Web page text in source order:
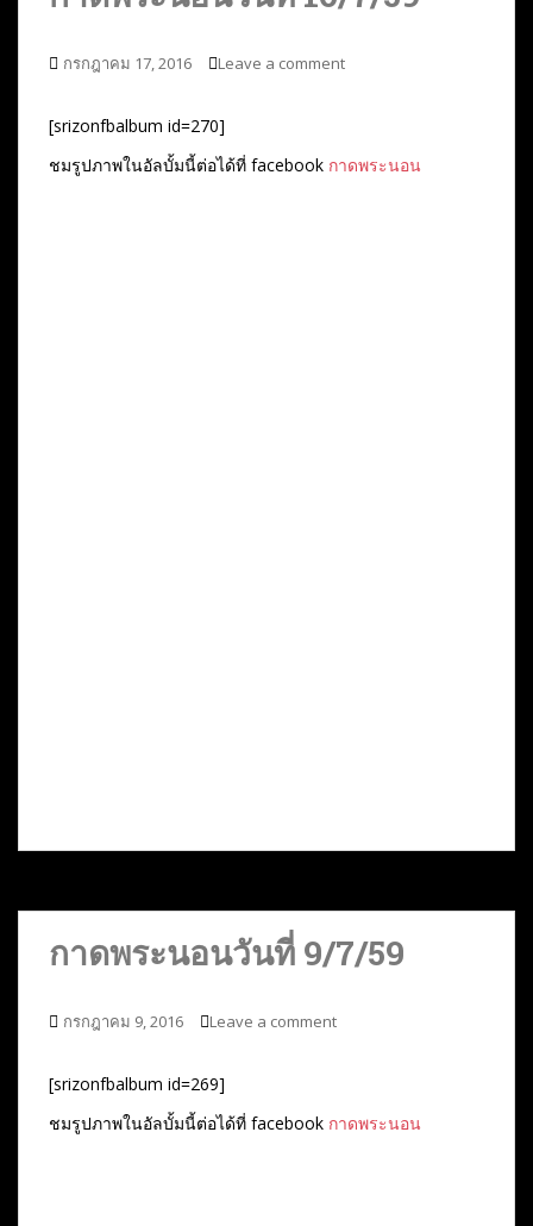
กรกฎาคม 17, 2016 Leave a comment
[srizonfbalbum id=270]
ชมรูปภาพในอัลบั้มนี้ต่อได้ที่ facebook กาดพระนอน
กาดพระนอนวันที่ 9/7/59
กรกฎาคม 9, 2016 Leave a comment
[srizonfbalbum id=269]
ชมรูปภาพในอัลบั้มนี้ต่อได้ที่ facebook กาดพระนอน